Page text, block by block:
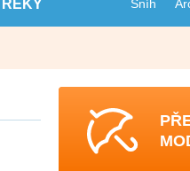
ŘEKY Sníh